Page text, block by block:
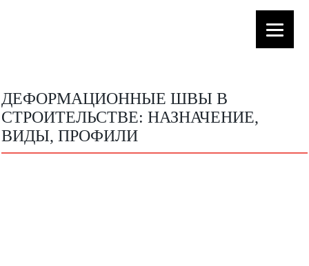
ДЕФОРМАЦИОННЫЕ ШВЫ В
СТРОИТЕЛЬСТВЕ: НАЗНАЧЕНИЕ,
ВИДЫ, ПРОФИЛИ